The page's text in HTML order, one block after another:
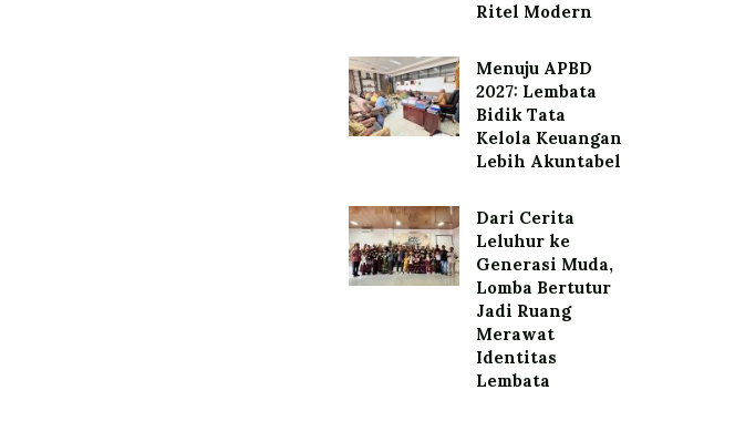
Ritel Modern
Menuju APBD
2027: Lembata
Bidik Tata
Kelola Keuangan
Lebih Akuntabel
Dari Cerita
Leluhur ke
Generasi Muda,
Lomba Bertutur
Jadi Ruang
Merawat
Identitas
Lembata